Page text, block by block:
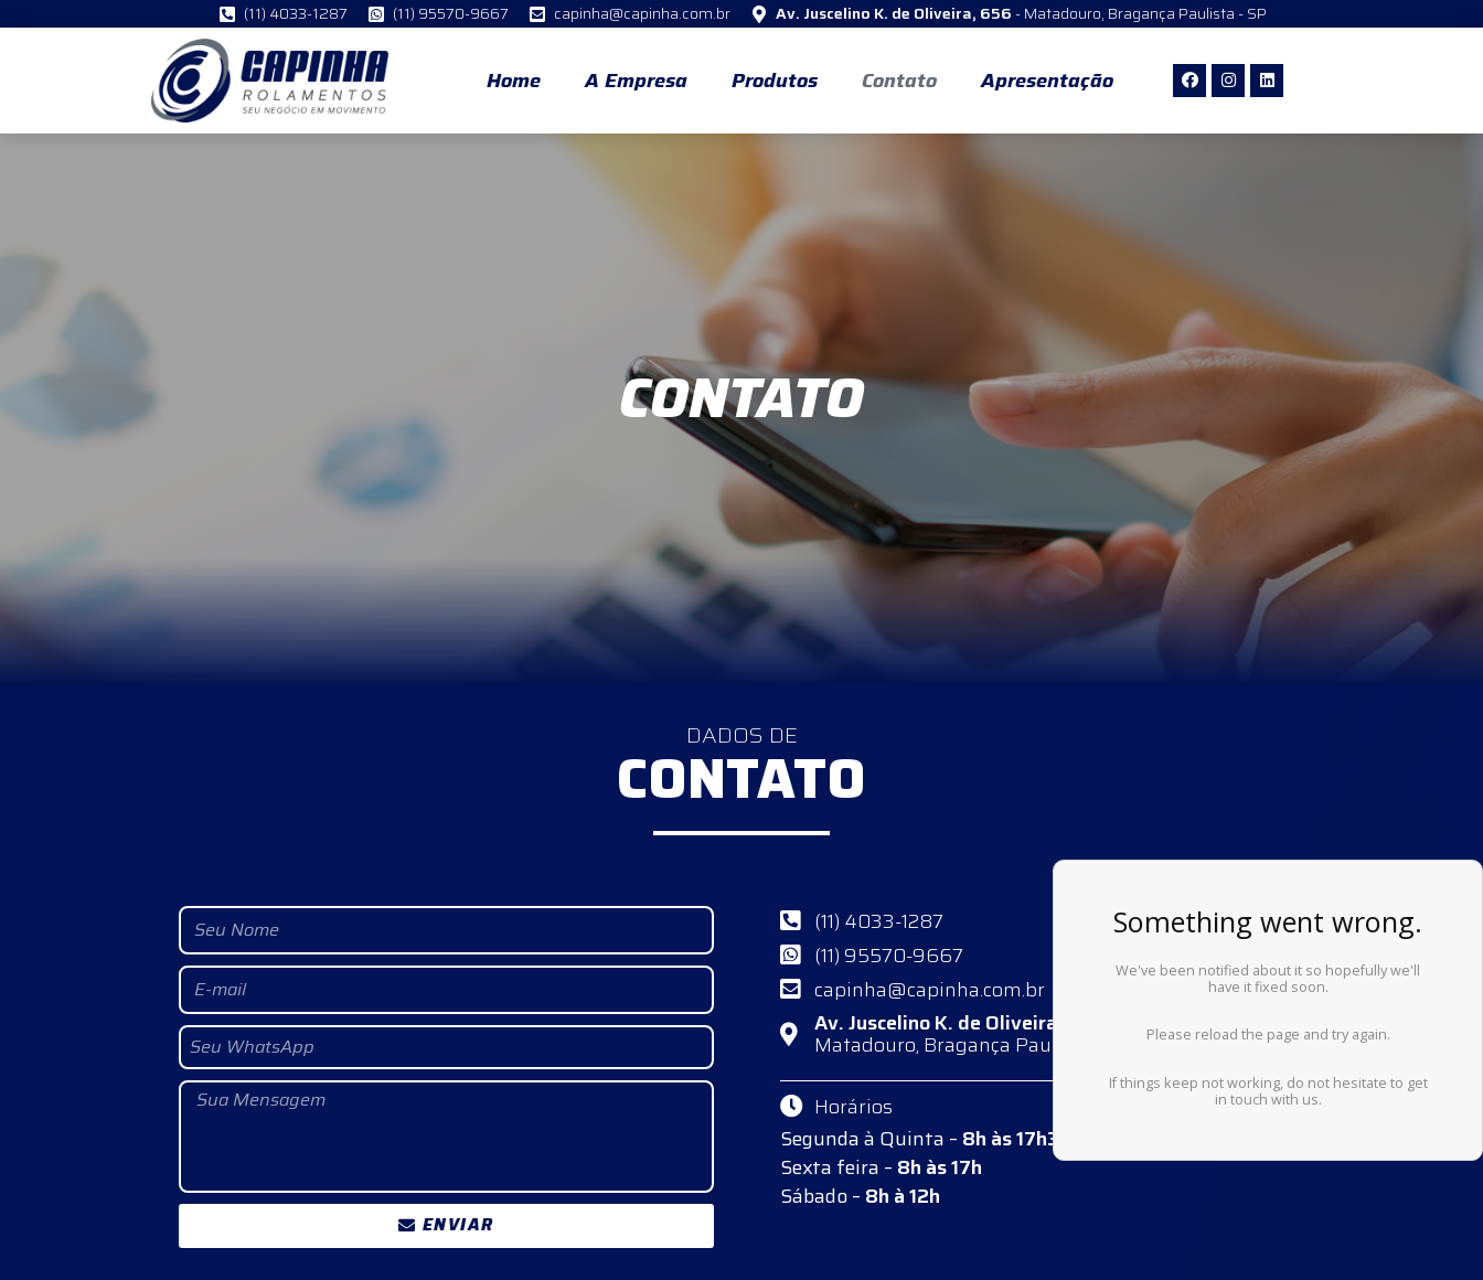
(11) 4033-1287 (11) 95570-9667 capinha@capinha.com.br Av. Juscelino K. de Oliveira, 656 - Matadouro, Bragança Paulista - SP
Home A Empresa Produtos Contato Apresentação
CONTATO
DADOS DE
CONTATO
ENVIAR
(11) 4033-1287
(11) 95570-9667
capinha@capinha.com.br
Av. Juscelino K. de Oliveira, 656
Matadouro, Bragança Paulista - SP
Horários
Segunda à Quinta – 8h às 17h30
Sexta feira – 8h às 17h
Sábado – 8h à 12h